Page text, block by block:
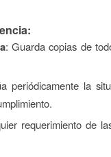
: Guarda copias de
periódicamente la
requerimiento de